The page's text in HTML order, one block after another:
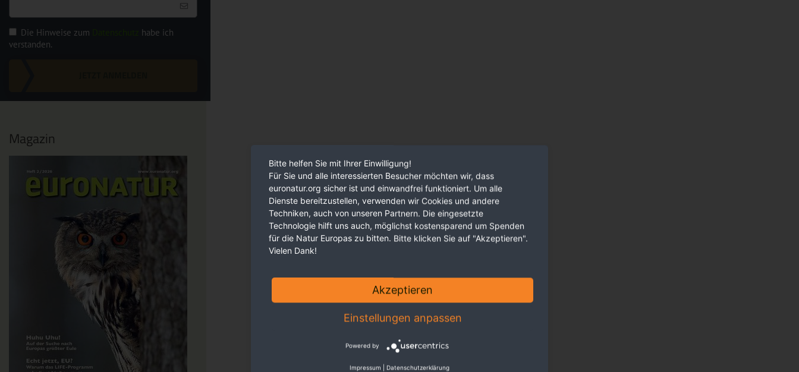
Die Hinweise zum
habe ich
verstanden.
Magazin
Bitte helfen Sie mit Ihrer Einwilligung!
Für Sie und alle interessierten Besucher möchten wir, dass
euronatur.org sicher ist und einwandfrei funktioniert. Um alle
Dienste bereitzustellen, verwenden wir Cookies und andere
Techniken, auch von unseren Partnern. Die eingesetzte
Technologie hilft uns auch, möglichst kostensparend um Spenden
für die Natur Europas zu bitten. Bitte klicken Sie auf "Akzeptieren".
Vielen Dank!
Akzeptieren
Einstellungen anpassen
Powered by
Impressum Datenschutzerklärung